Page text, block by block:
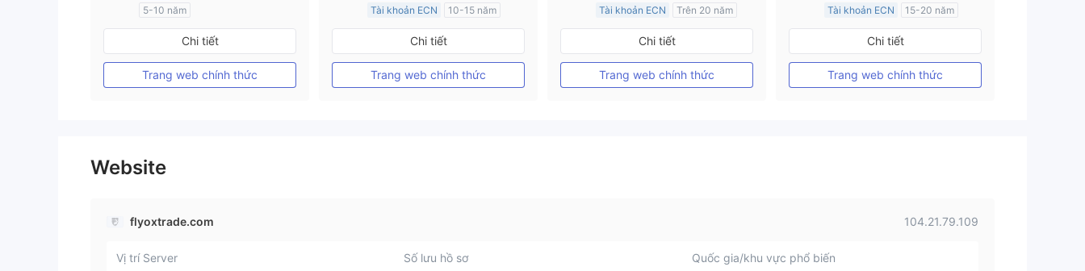
5-10 năm
Đăng ký tại Nước Úc
MT4 Chính thức
Chi tiết
Trang web chính thức
Tài khoản ECN
10-15 năm
Đăng ký tại Nước Úc
MT4 Chính thức
Chi tiết
Trang web chính thức
Tài khoản ECN
Trên 20 năm
Đăng ký tại Nước Úc
MT4 Chính thức
Chi tiết
Trang web chính thức
Tài khoản ECN
15-20 năm
Đăng ký tại Nước Úc
MT4 Chính thức
Chi tiết
Trang web chính thức
Website
flyoxtrade.com 104.21.79.109
Vị trí Server
Số lưu hồ sơ
Quốc gia/khu vực phổ biến